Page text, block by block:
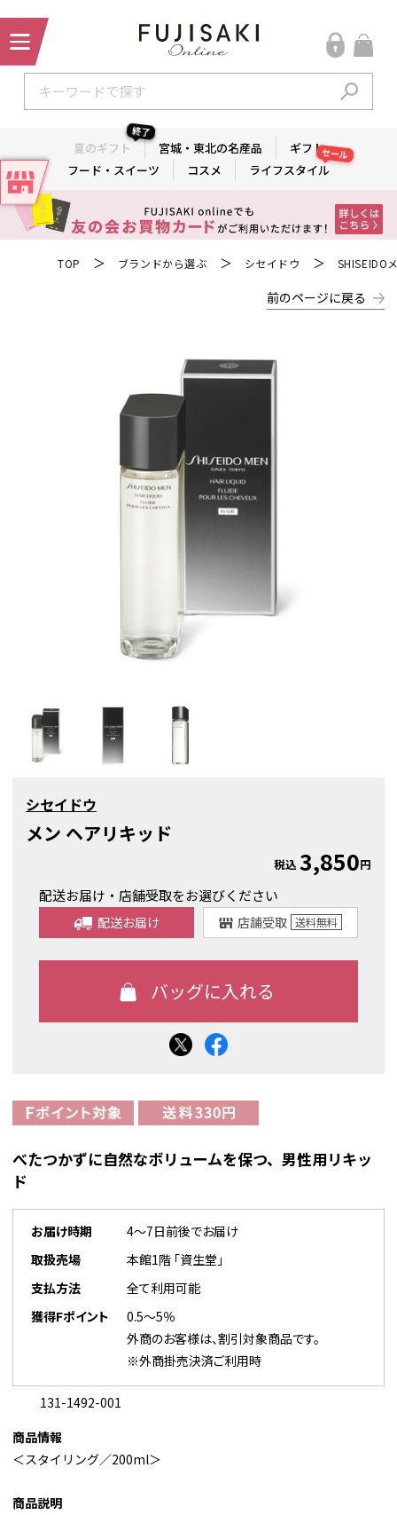
夏のギフト
終了
宮城・東北の名産品
ギフト
フード・スイーツ
コスメ ライフスタイル
セール
TOP ＞ ブランドから選ぶ ＞ シセイドウ ＞ SHISEIDO
前のページに戻る
シセイドウ
メン ヘアリキッド
税込3,850円
配送お届け・店舗受取をお選びください
配送お届け 店舗受取 送料無料
べたつかずに自然なボリュームを保つ、男性用リキッ
ド
お届け時期
4～7日前後でお届け
取扱売場
本館1階 「資生堂」
支払方法
全て利用可能
獲得Fポイント
0.5～5％
外商のお客様は、割引対象商品です。
※外商掛売決済ご利用時
131-1492-001
商品情報
＜スタイリング／200ml＞
商品説明